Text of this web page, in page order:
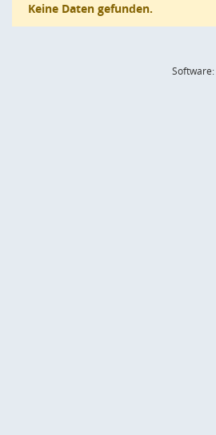
Keine Daten gefunden.
Software: